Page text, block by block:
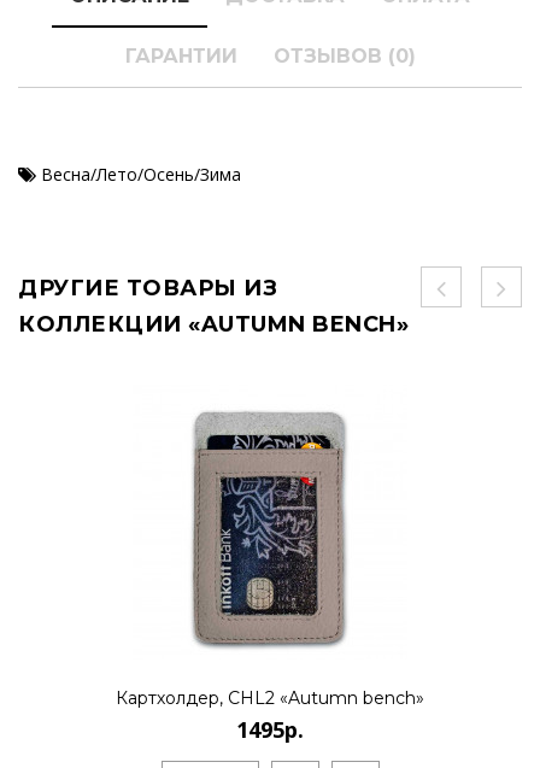
ГАРАНТИИ ОТЗЫВОВ (0)
Весна/Лето/Осень/Зима
ДРУГИЕ ТОВАРЫ ИЗ
КОЛЛЕКЦИИ «AUTUMN BENCH»
Картхолдер, CHL2 «Autumn bench»
1495р.